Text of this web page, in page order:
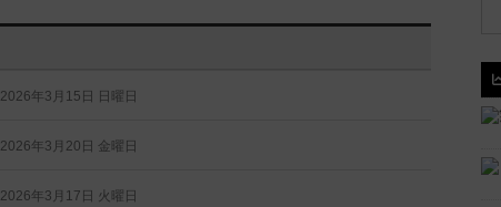
2026年3月15日 日曜日
2026年3月20日 金曜日
2026年3月17日 火曜日